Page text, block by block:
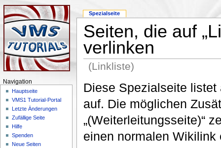
Seiten, die auf
verlinken
(Linkliste)
Diese Spezialseite
auf. Die möglichen
„(Weiterleitungsseite)“
einen normalen Wikilink
Spezialseite
Navigation
Hauptseite
VMS1 Tutorial-Portal
Letzte Änderungen
Zufällige Seite
Hilfe
Spenden
Neue Seiten